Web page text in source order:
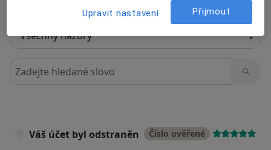
Hledejte v názorech
Váš účet byl odstraněn Číslo ověřené
Upravit nastavení Přijmout